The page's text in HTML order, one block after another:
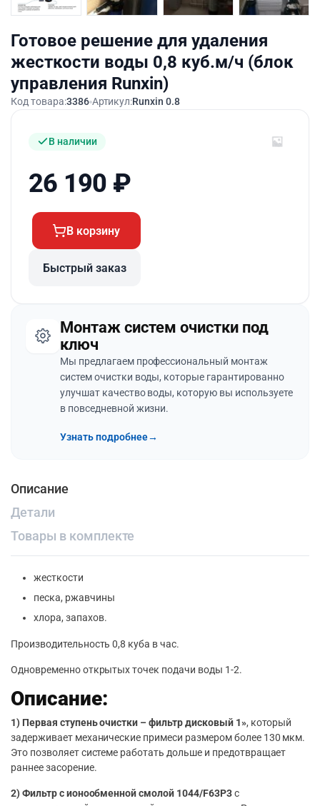
Готовое решение для удаления
жесткости воды 0,8 куб.м/ч (блок
управления Runxin)
Код товара:3386 Артикул:Runxin 0.8
В наличии
26 190 ₽
В корзину
Быстрый заказ
Монтаж систем очистки под
ключ
Мы предлагаем профессиональный монтаж
систем очистки воды, которые гарантированно
улучшат качество воды, которую вы используете
в повседневной жизни.
Узнать подробнее→
Описание
Детали
Товары в комплекте
жесткости
песка, ржавчины
хлора, запахов.
Производительность 0,8 куба в час.
Одновременно открытых точек подачи воды 1-2.
Описание:
1) Первая ступень очистки – фильтр дисковый 1», который
задерживает механические примеси размером более 130 мкм.
Это позволяет системе работать дольше и предотвращает
раннее засорение.
2) Фильтр с ионообменной смолой 1044/F63P3с